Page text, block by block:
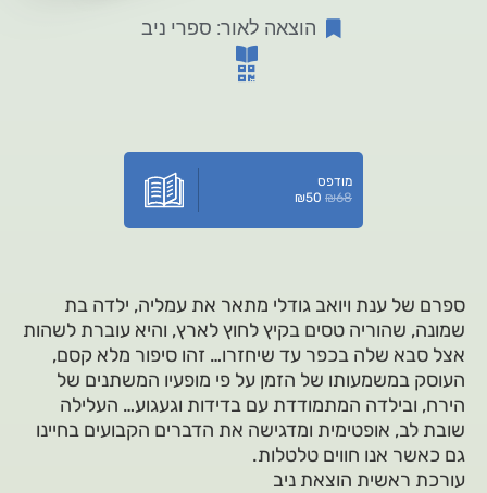
הוצאה לאור: ספרי ניב
מודפס
₪68
₪50
ספרם של ענת ויואב גודלי מתאר את עמליה, ילדה בת
שמונה, שהוריה טסים בקיץ לחוץ לארץ, והיא עוברת לשהות
אצל סבא שלה בכפר עד שיחזרו… זהו סיפור מלא קסם,
העוסק במשמעותו של הזמן על פי מופעיו המשתנים של
הירח, ובילדה המתמודדת עם בדידות וגעגוע… העלילה
שובת לב, אופטימית ומדגישה את הדברים הקבועים בחיינו
גם כאשר אנו חווים טלטלות.
עורכת ראשית הוצאת ניב